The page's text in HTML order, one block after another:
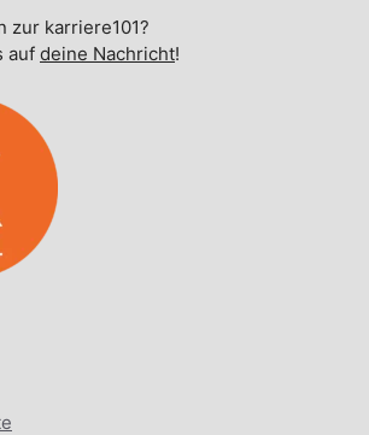
zur karriere101?
auf deine Nachricht!